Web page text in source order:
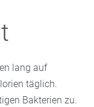
lang auf
täglich.
Bakterien zu.